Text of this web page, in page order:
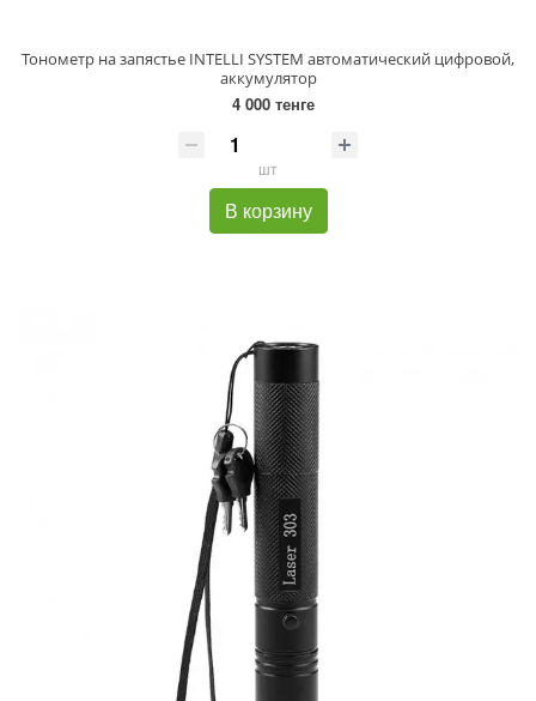
Тонометр на запястье INTELLI SYSTEM автоматический цифровой,
аккумулятор
4 000 тенге
шт
В корзину